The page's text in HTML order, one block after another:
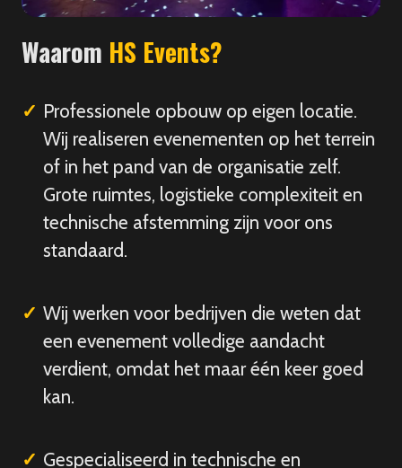
Waarom HS Events?
Professionele opbouw op eigen locatie.
Wij realiseren evenementen op het terrein
of in het pand van de organisatie zelf.
Grote ruimtes, logistieke complexiteit en
technische afstemming zijn voor ons
standaard.
Wij werken voor bedrijven die weten dat
een evenement volledige aandacht
verdient, omdat het maar één keer goed
kan.
Gespecialiseerd in technische en